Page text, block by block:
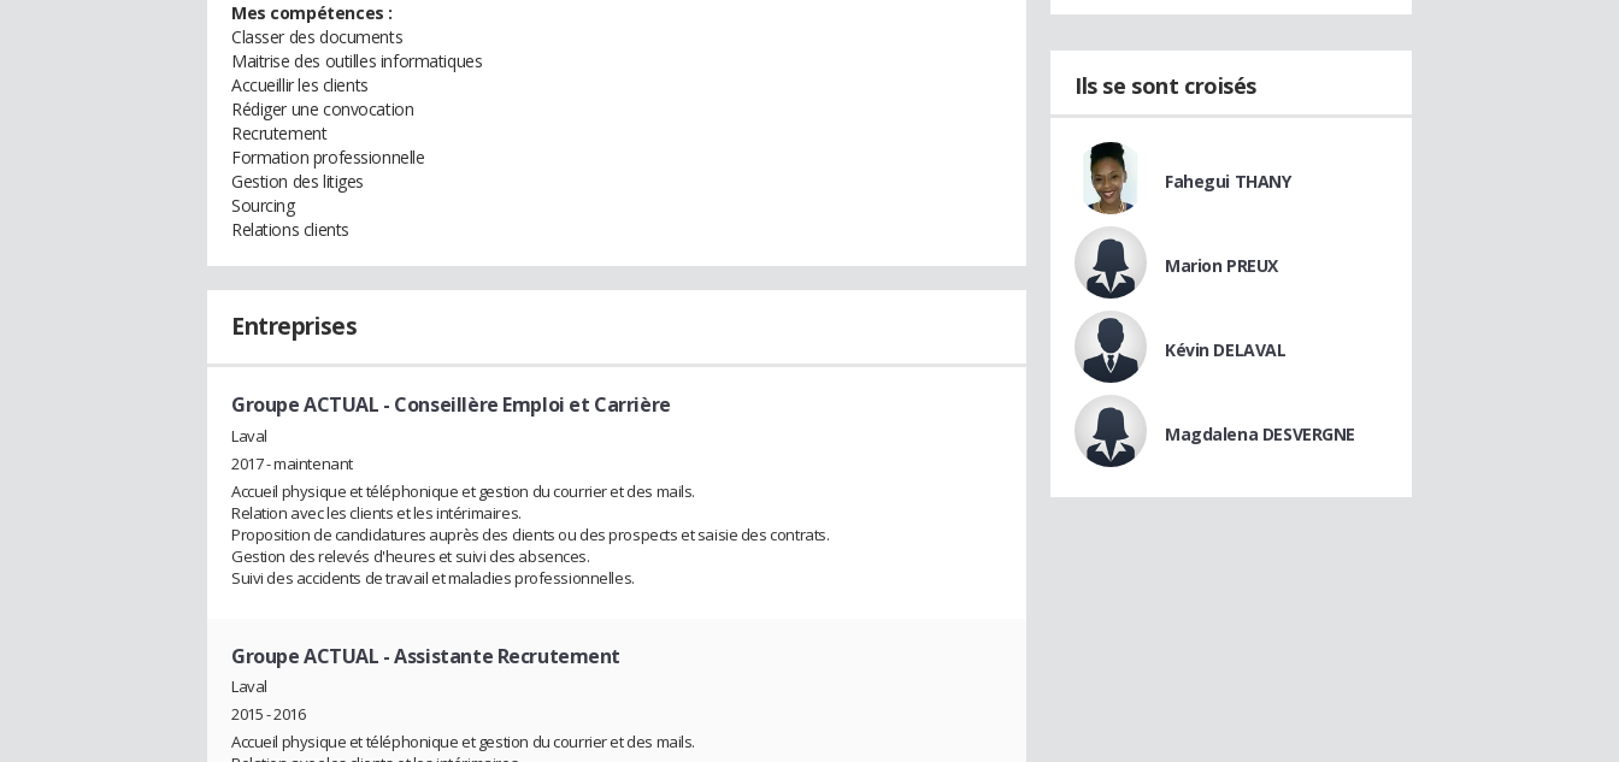
Mes compétences :
Classer des documents
Maitrise des outilles informatiques
Accueillir les clients
Rédiger une convocation
Recrutement
Formation professionnelle
Gestion des litiges
Sourcing
Relations clients
Entreprises
Groupe ACTUAL - Conseillère Emploi et Carrière
Laval
2017 - maintenant
Accueil physique et téléphonique et gestion du courrier et des mails.
Relation avec les clients et les intérimaires.
Proposition de candidatures auprès des clients ou des prospects et saisie des contrats.
Gestion des relevés d'heures et suivi des absences.
Suivi des accidents de travail et maladies professionnelles.
Groupe ACTUAL - Assistante Recrutement
Laval
2015 - 2016
Accueil physique et téléphonique et gestion du courrier et des mails.
Ils se sont croisés
Fahegui THANY
Marion PREUX
Kévin DELAVAL
Magdalena DESVERGNE